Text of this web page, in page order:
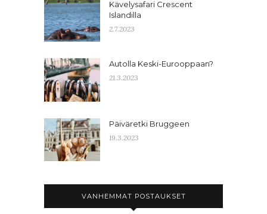
Kävelysafari Crescent
Islandilla
2.7.2023
Autolla Keski-Eurooppaan?
21.3.2023
Päiväretki Bruggeen
19.3.2023
VANHEMMAT POSTAUKSET